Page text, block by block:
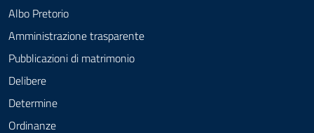
Albo Pretorio
Amministrazione trasparente
Pubblicazioni di matrimonio
Delibere
Determine
Ordinanze